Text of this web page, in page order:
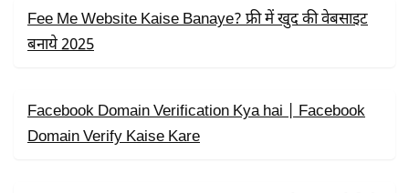
R
Fee Me Website Kaise Banaye? फ्री में खुद की वेबसाइट
बनाये 2025
Facebook Domain Verification Kya hai | Facebook
Domain Verify Kaise Kare